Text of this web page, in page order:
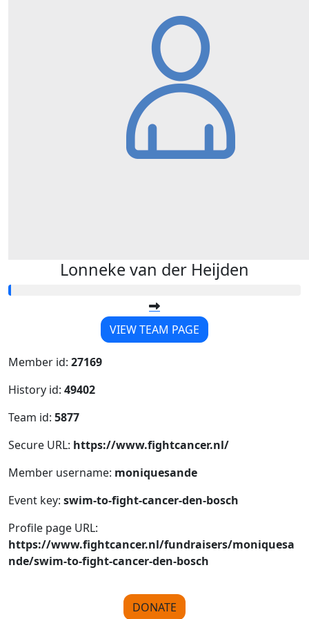
Lonneke van der Heijden
VIEW TEAM PAGE
Member id: 27169
History id: 49402
Team id: 5877
Secure URL: https://www.fightcancer.nl/
Member username: moniquesande
Event key: swim-to-fight-cancer-den-bosch
Profile page URL:
https://www.fightcancer.nl/fundraisers/moniquesa
nde/swim-to-fight-cancer-den-bosch
DONATE